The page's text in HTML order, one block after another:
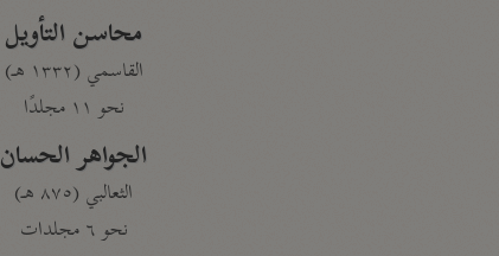
محاسن التأويل
القاسمي (١٣٣٢ هـ)
نحو ١١ مجلدًا
الجواهر الحسان
الثعالبي (٨٧٥ هـ)
نحو ٦ مجلدات